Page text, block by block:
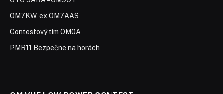
OM7KW, ex OM7AAS
Contestový tím OM0A
PMR11 Bezpečne na horách